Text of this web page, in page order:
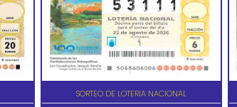
SORTEO DE LOTERIA NACIONAL